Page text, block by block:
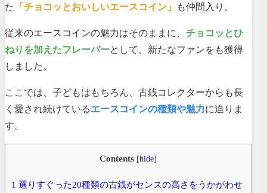
た
「チョコッとおいしいエースコイン」 も仲間入り。
従来のエースコインの魅力はそのままに、 チョコッとひ
ねりを加えたフレーバーとして、新たなファンをも獲得
しました。
ここでは、子どもはもちろん、古銭コレクターからも長
く愛され続けているエースコインの種類や魅力に迫りま
す。
Contents [hide]
1 選りすぐった20種類の古銭がセンスの高さをうかがわせ